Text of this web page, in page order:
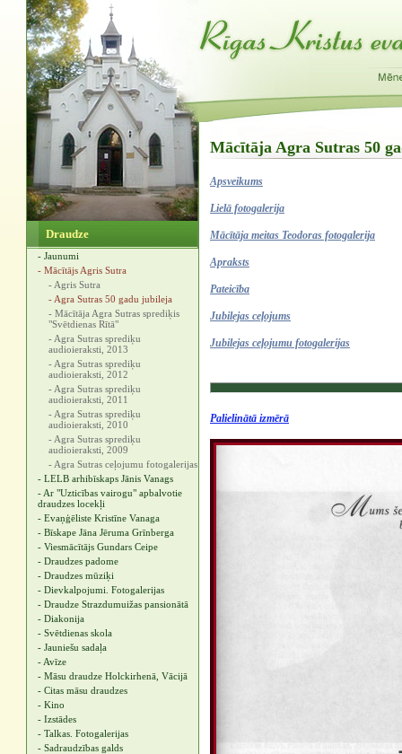
Draudze
- Jaunumi
- Mācītājs Agris Sutra
- Agris Sutra
- Agra Sutras 50 gadu jubileja
- Mācītāja Agra Sutras sprediķis
"Svētdienas Rītā"
- Agra Sutras sprediķu
audioieraksti, 2013
- Agra Sutras sprediķu
audioieraksti, 2012
- Agra Sutras sprediķu
audioieraksti, 2011
- Agra Sutras sprediķu
audioieraksti, 2010
- Agra Sutras sprediķu
audioieraksti, 2009
- Agra Sutras ceļojumu fotogalerijas
- LELB arhibīskaps Jānis Vanags
- Ar "Uzticības vairogu" apbalvotie
draudzes locekļi
- Evaņģēliste Kristīne Vanaga
- Bīskape Jāna Jēruma Grīnberga
- Viesmācītājs Gundars Ceipe
- Draudzes padome
- Draudzes mūziķi
- Dievkalpojumi. Fotogalerijas
- Draudze Strazdumuižas pansionātā
- Diakonija
- Svētdienas skola
- Jauniešu sadaļa
- Avīze
- Māsu draudze Holckirhenā, Vācijā
- Citas māsu draudzes
- Kino
- Izstādes
- Talkas. Fotogalerijas
- Sadraudzības galds
Mācītāja Agra Sutras 50
Apsveikums
Lielā fotogalerija
Mācītāja meitas Teodoras fotogalerija
Apraksts
Pateicība
‍Jubilejas ceļojums
‍Jubilejas ceļojumu fotogalerijas
‍Palielinātā izmērā